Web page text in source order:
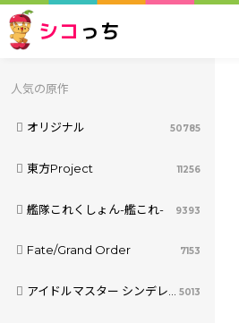
シコ っち
人気の原作
オリジナル 50785
東方Project 11256
艦隊これくしょん-艦これ- 9393
Fate/Grand Order 7153
アイドルマスター シンデレラガールズ 5013